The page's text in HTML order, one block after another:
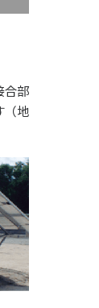
合部
（地